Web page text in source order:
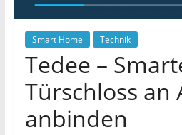
Smart Home Technik
Tedee –
Türschloss an
anbinden